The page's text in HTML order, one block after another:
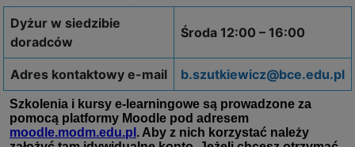
Dyżur w siedzibie
doradców
Środa 12:00 – 16:00
Adres kontaktowy e-mail b.szutkiewicz@bce.edu.pl